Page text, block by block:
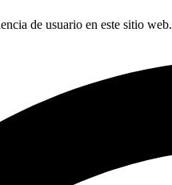
de usuario en este sitio web.